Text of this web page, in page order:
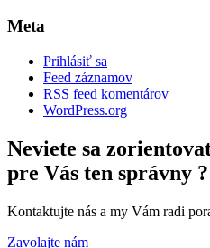
Meta
Prihlásiť sa
Feed záznamov
RSS feed komentárov
WordPress.org
Neviete sa
pre Vás ten správny ?
Kontaktujte nás a my Vám radi
Zavolajte nám